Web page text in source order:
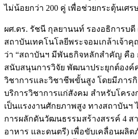
ไม่น้อยกว่า 200 คู่ เพื่อช่วยกระตุ้นเศ
ผศ.ดร. รัชนี กุลยานนท์ รองอธิการบดี
สถาบันเทคโนโลยีพระจอมเกล้าเจ้า
ว่า “สถาบันฯ มีพันธกิจหลักสำคัญ คือ
สนับสนุนการวิจัย พัฒนาประยุกต์องค์
วิชาการและวิชาชีพขั้นสูง โดยมีภาร
บริการวิชาการแก่สังคม สำหรับโครง
เป็นแรงงานศักยภาพสูง ทางสถาบันฯ
การผลักดันวัฒนธรรมสร้างสรรค์ 4 ส
อาหาร และดนตรี) เพื่อขับเคลื่อนผ